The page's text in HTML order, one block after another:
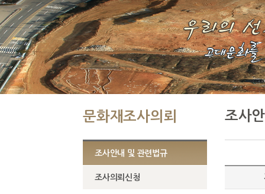
문화재조사의뢰
조사안내 및 관련법규
조사의뢰신청
조사